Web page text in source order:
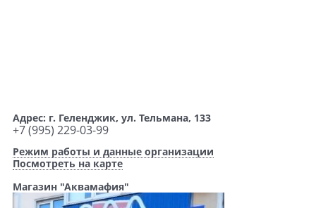
Адрес: г. Геленджик, ул. Тельмана, 133
+7 (995) 229-03-99
Режим работы и данные организации
Посмотреть на карте
Магазин "Аквамафия"